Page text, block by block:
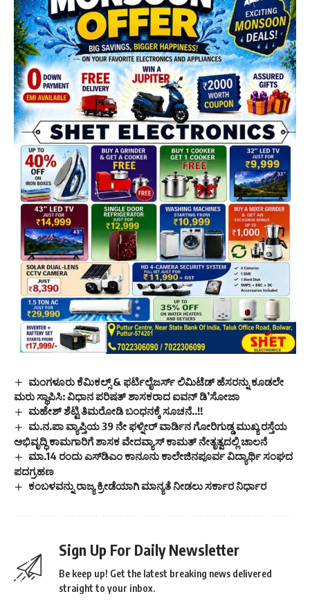
ಮಂಗಳೂರು ಕೆಮಿಕಲ್ಸ್ & ಫರ್ಟಿಲೈಜರ್ಸ್ ಲಿಮಿಟೆಡ್ ಹೆಸರನ್ನು ಕೂಡಲೇ
ಮರು ಸ್ಥಾಪಿಸಿ: ವಿಧಾನ ಪರಿಷತ್ ಶಾಸಕರಾದ ಐವನ್ ಡಿ’ಸೋಜಾ
ಮಹೇಶ್‌ ಶೆಟ್ಟಿ ತಿಮರೋಡಿ ಬಂಧನಕ್ಕೆ ಸೂಚನೆ..!!
ಮ.ನ.ಪಾ ವ್ಯಾಪ್ತಿಯ 39 ನೇ ಫಳ್ನೀರ್ ವಾರ್ಡಿನ ಗೋರಿಗುಡ್ಡ ಮುಖ್ಯ ರಸ್ತೆಯ
ಅಭಿವೃದ್ಧಿ ಕಾಮಗಾರಿಗೆ ಶಾಸಕ ವೇದವ್ಯಾಸ್ ಕಾಮತ್ ನೇತೃತ್ವದಲ್ಲಿ ಚಾಲನೆ
ಮಾ.14 ರಂದು ಎಸ್‌ಡಿಎಂ ಕಾನೂನು ಕಾಲೇಜಿನಪೂರ್ವ ವಿದ್ಯಾರ್ಥಿ ಸಂಘದ
ಪದಗ್ರಹಣ
ಕಂಬಳವನ್ನು ರಾಜ್ಯ ಕ್ರೀಡೆಯಾಗಿ ಮಾನ್ಯತೆ ನೀಡಲು ಸರ್ಕಾರ ನಿರ್ಧಾರ
Sign Up For Daily Newsletter
Be keep up! Get the latest breaking news delivered
straight to your inbox.